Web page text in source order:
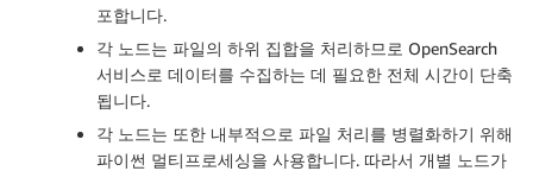
포합니다.
각 노드는 파일의 하위 집합을 처리하므로 OpenSearch
서비스로 데이터를 수집하는 데 필요한 전체 시간이 단축
됩니다.
각 노드는 또한 내부적으로 파일 처리를 병렬화하기 위해
파이썬 멀티프로세싱을 사용합니다. 따라서 개별 노드가